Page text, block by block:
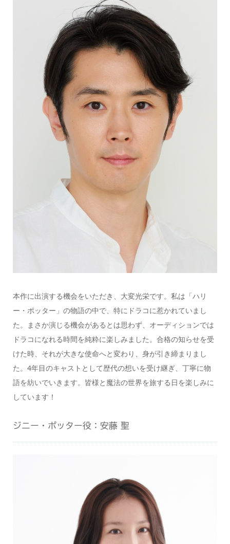
本作に出演する機会をいただき、大変光栄です。私は「ハリ
ー・ポッター」の物語の中で、特にドラコに惹かれていまし
た。まさか演じる機会があるとは思わず、オーディションでは
ドラコになれる時間を純粋に楽しみました。合格の知らせを受
けた時、それが大きな使命へと変わり、身が引き締まりまし
た。4年目のキャストとして歴代の想いを受け継ぎ、丁寧に物
語を紡いでいきます。皆様と魔法の世界を旅する日を楽しみに
しています！
ジニー・ポッター役：安藤 聖